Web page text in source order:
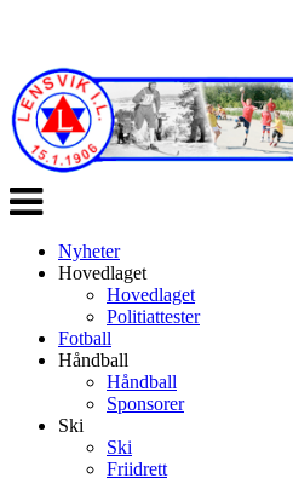
Veksle
navigasjon
Nyheter
Hovedlaget
Hovedlaget
Politiattester
Fotball
Håndball
Håndball
Sponsorer
Ski
Ski
Friidrett